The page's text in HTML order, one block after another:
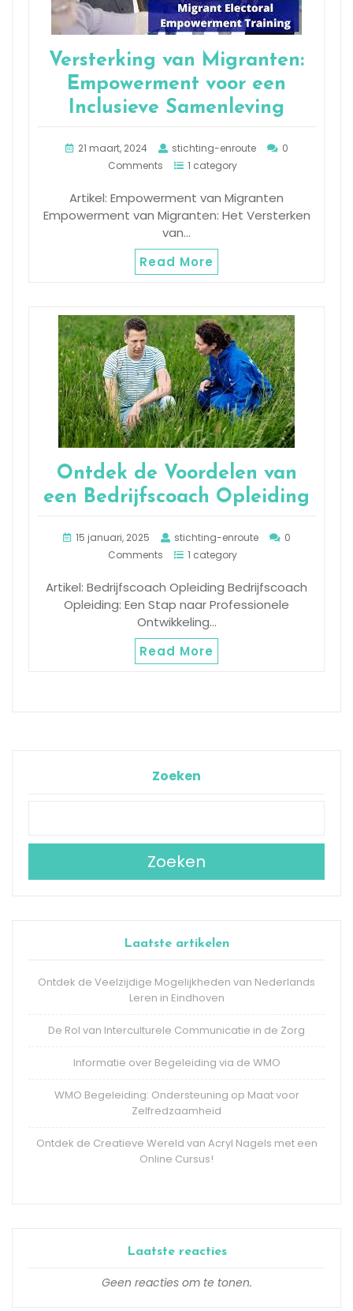
Versterking van Migranten:
Empowerment voor een
Inclusieve Samenleving
21 maart, 2024 stichting-enroute
0
Comments
1 category
Artikel: Empowerment van Migranten
Empowerment van Migranten: Het Versterken
van…
Read More
Ontdek de Voordelen van
een Bedrijfscoach Opleiding
15 januari, 2025 stichting-enroute
0
Comments
1 category
Artikel: Bedrijfscoach Opleiding Bedrijfscoach
Opleiding: Een Stap naar Professionele
Ontwikkeling…
Read More
Zoeken
Zoeken
Laatste artikelen
Ontdek de Veelzijdige Mogelijkheden van Nederlands
Leren in Eindhoven
De Rol van Interculturele Communicatie in de Zorg
Informatie over Begeleiding via de WMO
WMO Begeleiding: Ondersteuning op Maat voor
Zelfredzaamheid
Ontdek de Creatieve Wereld van Acryl Nagels met een
Online Cursus!
Laatste reacties
Geen reacties om te tonen.